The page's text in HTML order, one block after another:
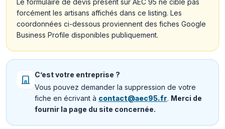
Le formulaire de devis présent sur AEC 95 ne cible pas
forcément les artisans affichés dans ce listing. Les
coordonnées ci-dessous proviennent des fiches Google
Business Profile disponibles publiquement.
C’est votre entreprise ?
Vous pouvez demander la suppression de votre
fiche en écrivant à contact@aec95.fr. Merci de
fournir la page du site concernée.